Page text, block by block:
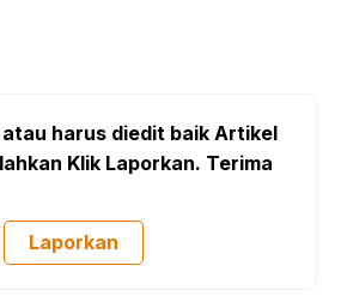
harus diedit baik Artikel
Klik Laporkan. Terima
Laporkan